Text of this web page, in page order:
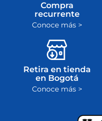
Compra
recurrente
Conoce más >
Retira en tienda
en Bogotá
Conoce más >